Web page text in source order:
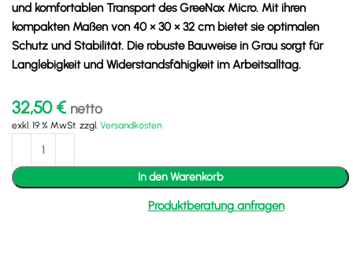
und komfortablen Transport des GreeNox Micro. Mit ihren
kompakten Maßen von 40 × 30 × 32 cm bietet sie optimalen
Schutz und Stabilität. Die robuste Bauweise in Grau sorgt für
Langlebigkeit und Widerstandsfähigkeit im Arbeitsalltag.
32,50€ netto
exkl. 19 % MwSt. zzgl. Versandkosten
In den Warenkorb
Produktberatung anfragen